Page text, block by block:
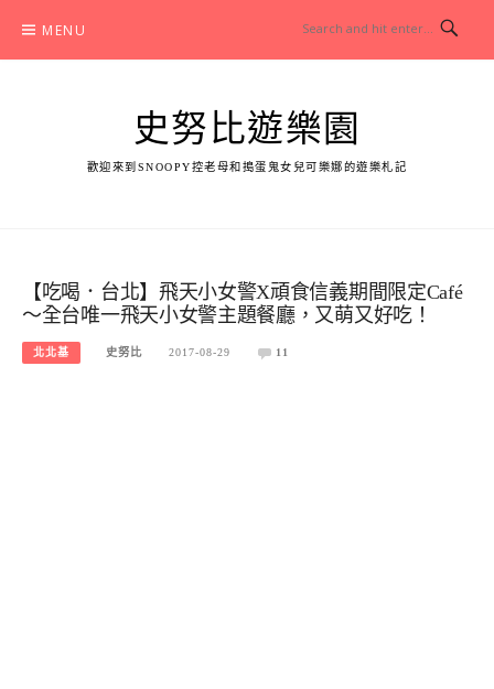
content
MENU
史努比遊樂園
歡迎來到SNOOPY控老母和搗蛋鬼女兒可樂娜的遊樂札記
【吃喝．台北】飛天小女警X頑食信義期間限定Café
～全台唯一飛天小女警主題餐廳，又萌又好吃！
北北基 史努比 2017-08-29 11